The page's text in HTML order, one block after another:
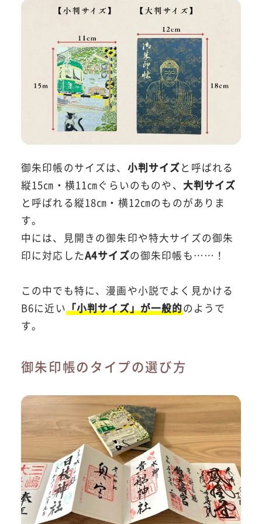
御朱印帳のサイズは、 小判サイズと呼ばれる
縦15㎝・横11㎝ぐらいのものや、 大判サイズ
と呼ばれる縦18㎝・横12㎝のものがありま
す。
中には、見開きの御朱印や特大サイズの御朱
印に対応したA4サイズの御朱印帳も……！
この中でも特に、漫画や小説でよく見かける
B6に近い「小判サイズ」が一般的のようで
す。
御朱印帳のタイプの選び方